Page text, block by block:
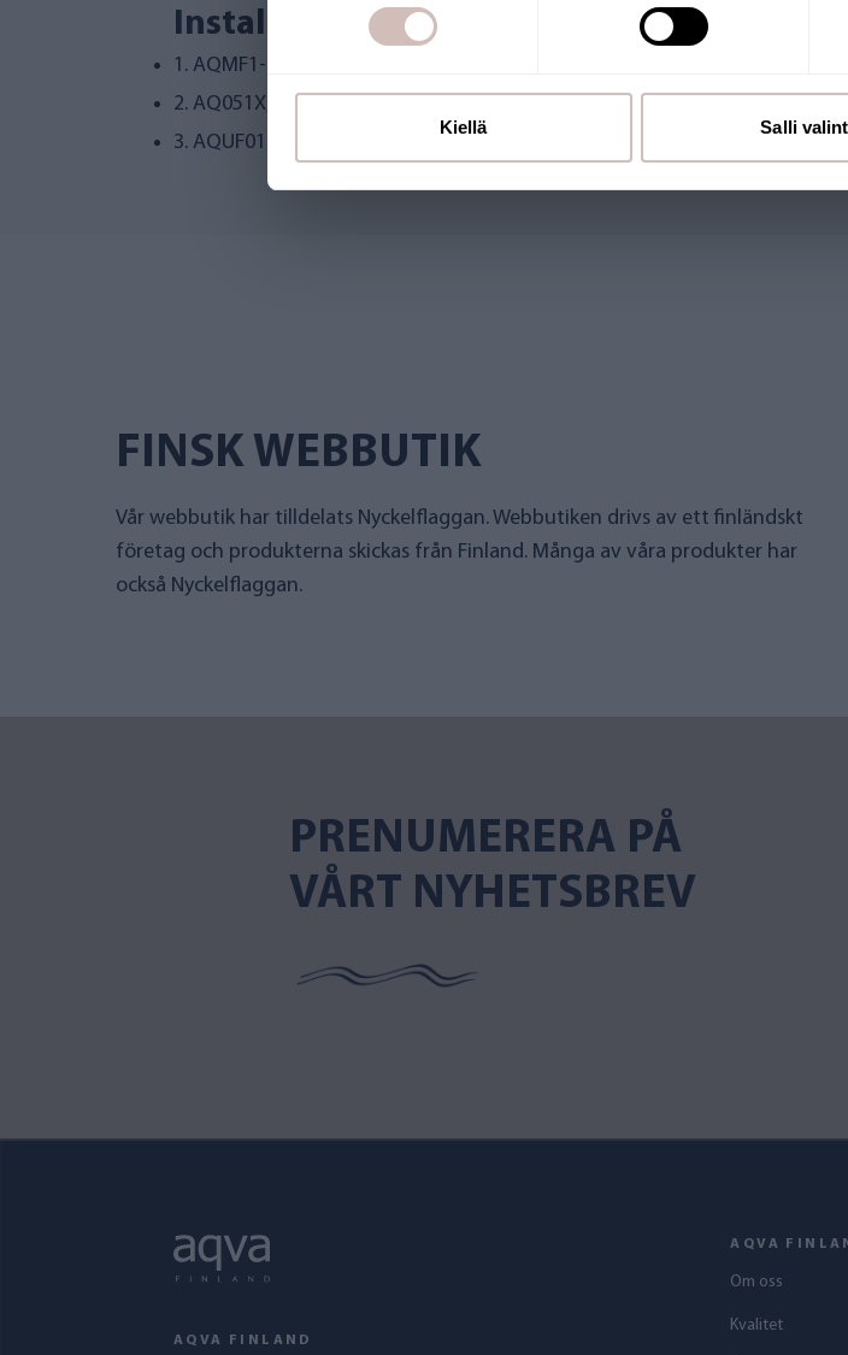
Kiellä Salli
Installationssekvens:
1. AQMF1-L, 1 µm förfilter
2. AQ051X, Maxfilter
3. AQUF01-L, 0,1 µm ultrafilter
FINSK WEBBUTIK
Vår webbutik har tilldelats Nyckelflaggan. Webbutiken drivs av ett finländskt
företag och produkterna skickas från Finland. Många av våra produkter har
också Nyckelflaggan.
PRENUMERERA PÅ
VÅRT NYHETSBREV
AQVA FINLAND
AQVA
Om oss
Kvalitet